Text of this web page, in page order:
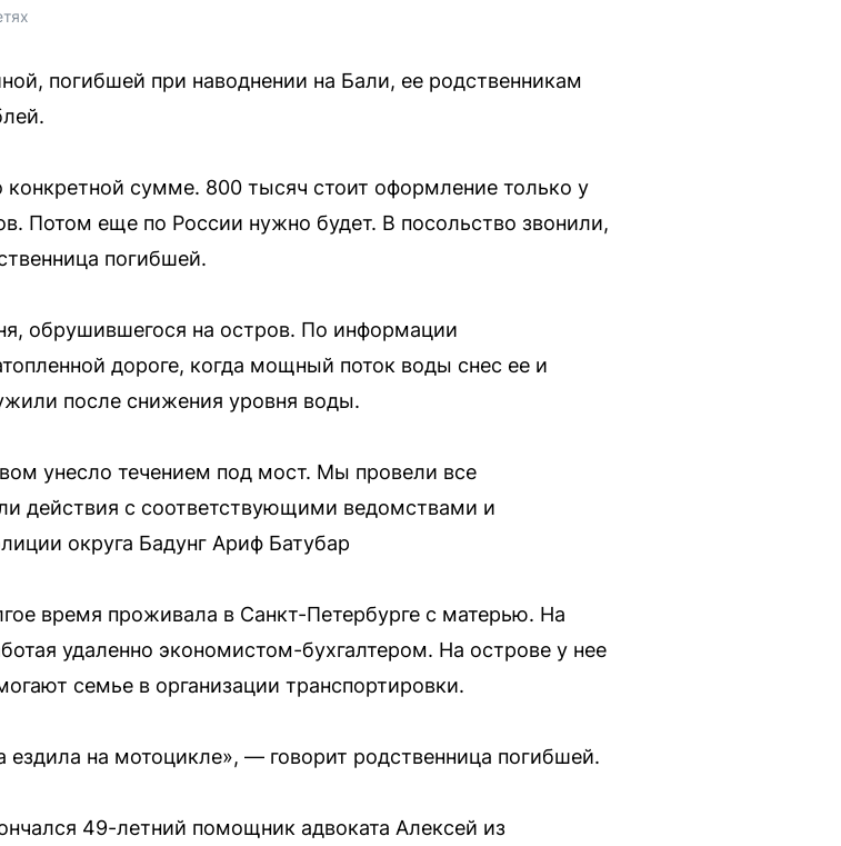
погибшей при наводнении на Бали, ее родственникам
сумме. 800 тысяч стоит оформление только у
Потом еще по России нужно будет. В посольство звонили,
погибшей.
обрушившегося на остров. По информации
дороге, когда мощный поток воды снес ее и
после снижения уровня воды.
унесло течением под мост. Мы провели все
действия с соответствующими ведомствами и
округа Бадунг Ариф Батубар
время проживала в Санкт-Петербурге с матерью. На
удаленно экономистом-бухгалтером. На острове у нее
семье в организации транспортировки.
на мотоцикле», — говорит родственница погибшей.
49-летний помощник адвоката Алексей из